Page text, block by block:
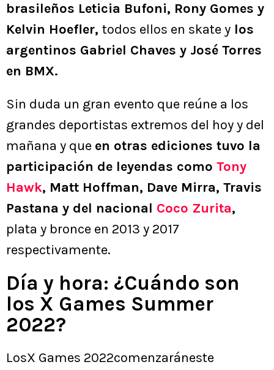
brasileños Leticia Bufoni, Rony Gomes y
Kelvin Hoefler, todos ellos en skate y los
argentinos Gabriel Chaves y José Torres
en BMX.
Sin duda un gran evento que reúne a los
grandes deportistas extremos del hoy y del
mañana y que en otras ediciones tuvo la
participación de leyendas como Tony
Hawk, Matt Hoffman, Dave Mirra, Travis
Pastana y del nacional Coco Zurita,
plata y bronce en 2013 y 2017
respectivamente.
Día y hora: ¿Cuándo son
los X Games Summer
2022?
LosX Games 2022comenzaráneste